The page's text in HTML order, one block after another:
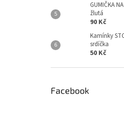
GUMIČKA
žlutá
90 Kč
Kamínky
srdíčka
50 Kč
Facebook